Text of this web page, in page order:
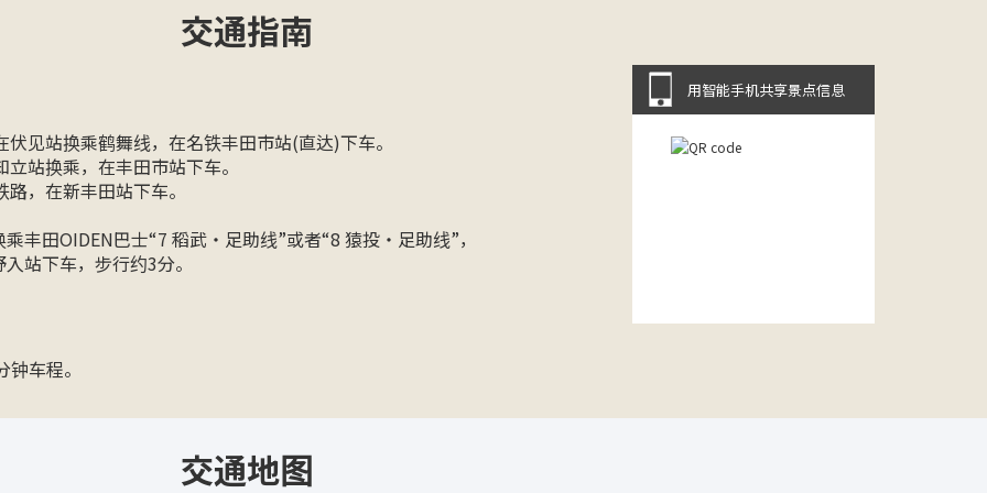
交通指南
见站换乘鹤舞线，在名铁丰田市站(直达)下车。
站换乘，在丰田市站下车。
，在新丰田站下车。
丰田OIDEN巴士“7 稻武・足助线”或者“8 猿投・足助线”，
站下车，步行约3分。
车程。
用智能手机共享景点信息
交通地图